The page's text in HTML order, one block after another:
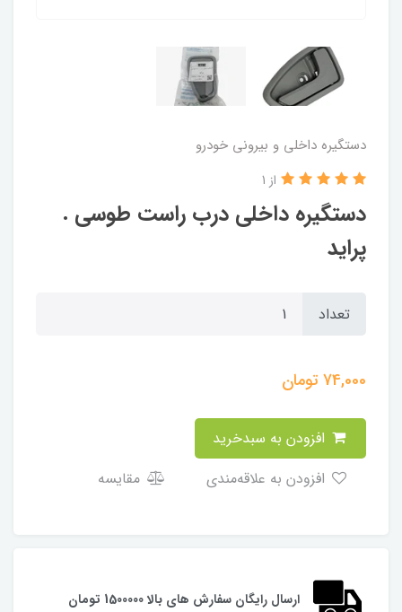
دستگیره داخلی و بیرونی خودرو
دستگیره داخلی درب راست طوسی .
پراید
از 1
تعداد
74,000تومان
مقایسه
ارسال رایگان سفارش های بالا 1500000 تومان